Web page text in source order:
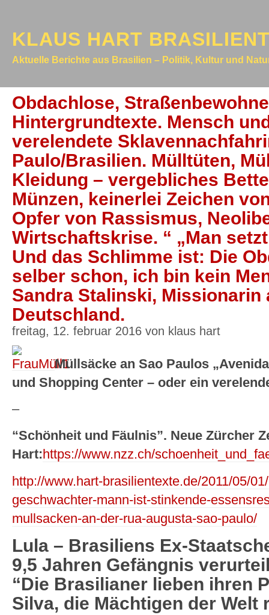
KLAUS HART
Aktuelle Berichte aus Brasilien – Politik, Kultur und
Obdachlose,
Hintergrundtexte. Mensch
verelendete
Paulo/Brasilien. Mülltüten,
Kleidung – vergebliches
Münzen, keinerlei Zeichen
Opfer von Rassismus,
Wirtschaftskrise. “ „Man
Und das Schlimme ist: Die
selber schon, ich bin kein
Sandra Stalinski, Missionarin
Deutschland.
freitag, 12. februar 2016 von klaus hart
Müllsäcke an Sao Paulos
und Shopping Center – oder ein
–
“Schönheit und Fäulnis”. Neue Zürcher
Hart:https://www.nzz.ch/
http://www.hart-brasilientexte.de/2011/05/
geschwachter-mann-ist-stinkende-
mullsacken-an-der-rua-augusta-sao-paulo/
Lula – Brasiliens Ex-
9,5 Jahren Gefängnis
“Die Brasilianer lieben ihren
Silva, die Mächtigen der Welt